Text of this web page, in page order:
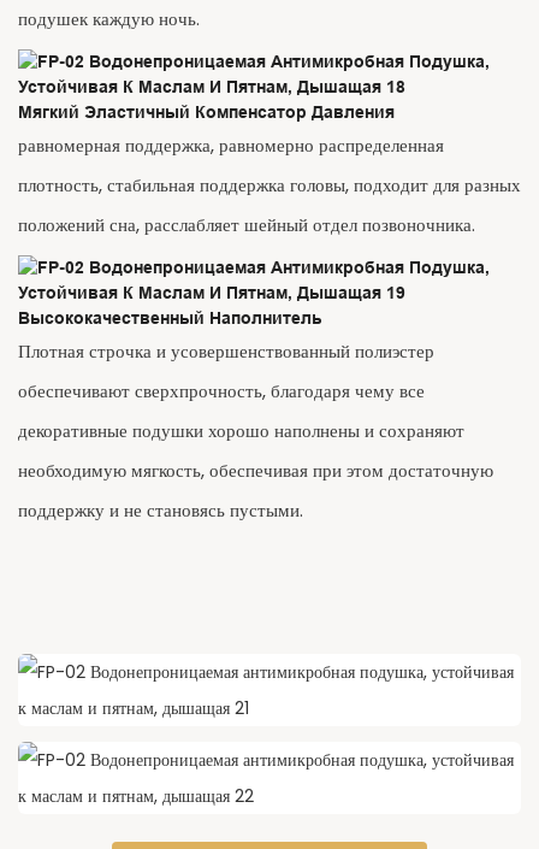
подушек каждую ночь.
Мягкий Эластичный Компенсатор Давления
равномерная поддержка, равномерно распределенная
плотность, стабильная поддержка головы, подходит для разных
положений сна, расслабляет шейный отдел позвоночника.
Высококачественный Наполнитель
Плотная строчка и усовершенствованный полиэстер
обеспечивают сверхпрочность, благодаря чему все
декоративные подушки хорошо наполнены и сохраняют
необходимую мягкость, обеспечивая при этом достаточную
поддержку и не становясь пустыми.